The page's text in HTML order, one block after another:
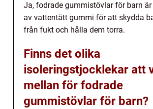
Ja, fodrade gummistövlar för barn
av vattentätt gummi för att skydda
från fukt och hålla dem torra.
Finns det olika
isoleringstjocklekar att
mellan för fodrade
gummistövlar för barn?